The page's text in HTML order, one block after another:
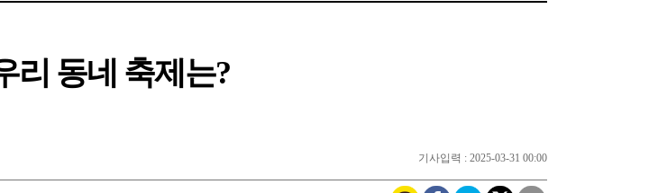
리 동네 축제는?
기사입력 : 2025-03-31 00:00